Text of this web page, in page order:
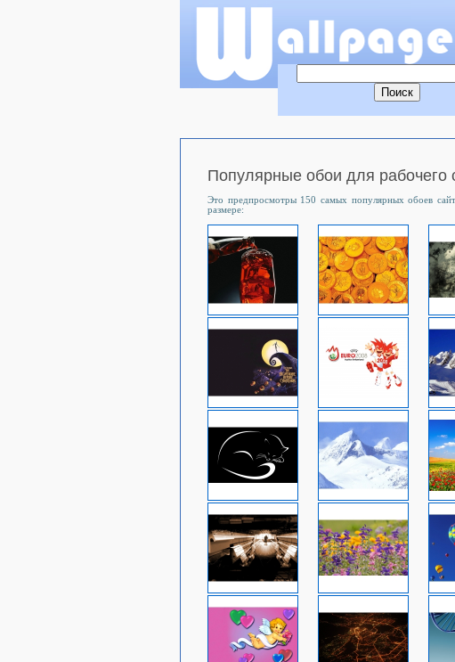
Популярные обои для рабочего
Это предпросмотры 150 самых популярных обоев
размере: